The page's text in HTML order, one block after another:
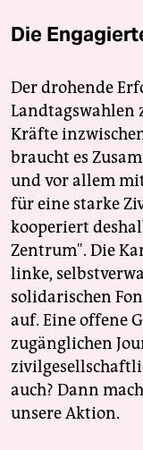
Die
Der drohende
Landtagswahlen
Kräfte
braucht es
und vor allem
für eine starke
kooperiert
Zentrum". Die
linke,
solidarischen
auf. Eine offene
zugänglichen
auch? Dann
unsere Aktion.